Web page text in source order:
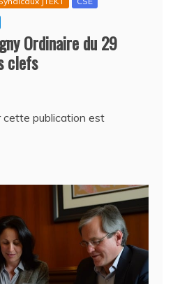
Ordinaire du 29
clefs
cette publication est